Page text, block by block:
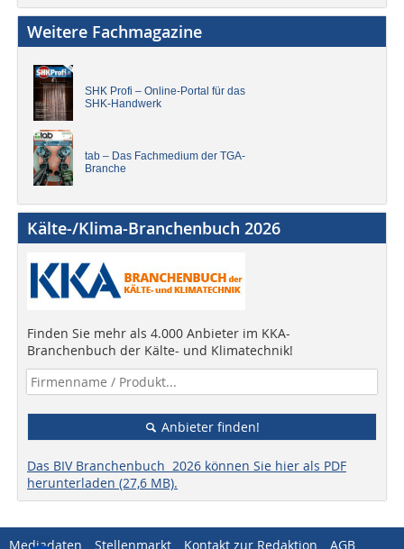
Weitere Fachmagazine
SHK Profi – Online-Portal für das
SHK-Handwerk
tab – Das Fachmedium der TGA-
Branche
Kälte-/Klima-Branchenbuch 2026
Finden Sie mehr als 4.000 Anbieter im KKA-
Branchenbuch der Kälte- und Klimatechnik!
Anbieter finden!
Das BIV Branchenbuch 2026 können Sie hier als PDF
herunterladen (27,6 MB).
Mediadaten Stellenmarkt Kontakt zur Redaktion AGB